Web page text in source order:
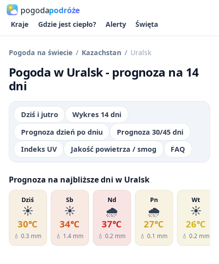
pogodapodróże
Kraje Gdzie jest ciepło? Alerty Święta
Pogoda na świecie Kazachstan Uralsk
Pogoda w Uralsk - prognoza na 14
dni
Dziś i jutro
Wykres 14 dni
Prognoza dzień po dniu
Prognoza 30/45 dni
Indeks UV
Jakość powietrza / smog FAQ
Prognoza na najbliższe dni w Uralsk
Dziś
☀️
30℃
💧 0.3 mm
Sb
☀️
34℃
💧 1.4 mm
Nd
🌧️
37℃
💧 0.2 mm
Pn
🌧️
27℃
💧 0.1 mm
Wt
☀️
26℃
💧 0.2 mm